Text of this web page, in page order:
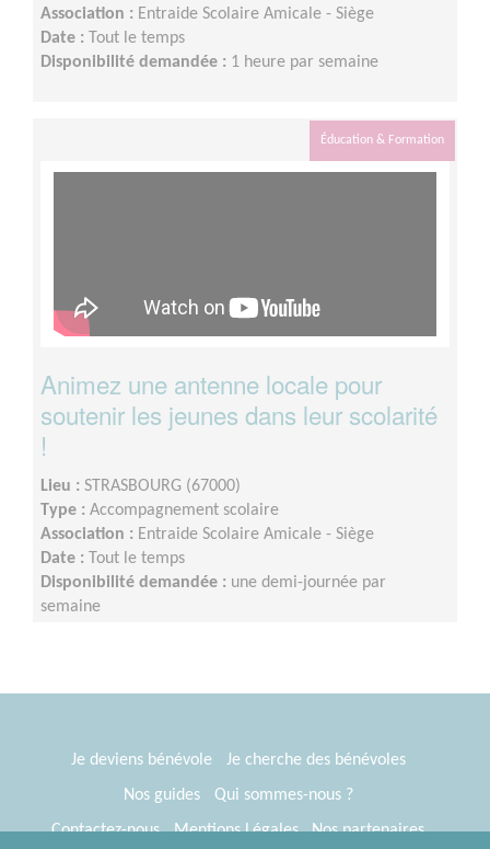
Association : Entraide Scolaire Amicale - Siège
Date :
Tout le temps
Disponibilité demandée : 1 heure par semaine
Éducation & Formation
Animez une antenne locale pour
soutenir les jeunes dans leur scolarité
!
Lieu : STRASBOURG (67000)
Type : Accompagnement scolaire
Association : Entraide Scolaire Amicale - Siège
Date :
Tout le temps
Disponibilité demandée : une demi-journée par
semaine
Je deviens bénévole
Je cherche des bénévoles
Nos guides
Qui sommes-nous ?
Contactez-nous
Mentions Légales Nos partenaires